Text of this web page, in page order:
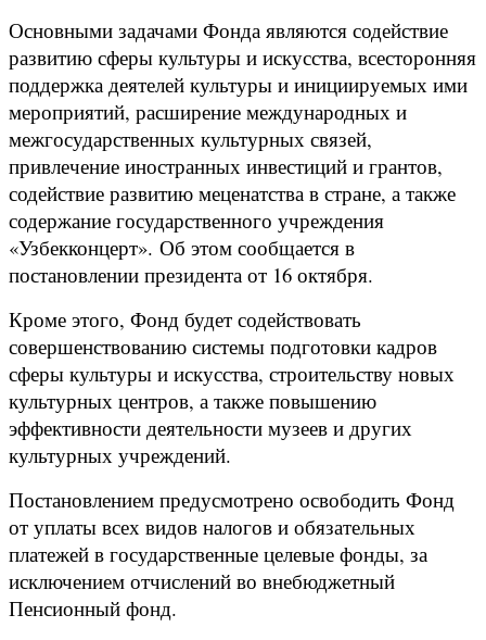
Основными задачами Фонда являются содействие
развитию сферы культуры и искусства, всесторонняя
поддержка деятелей культуры и инициируемых ими
мероприятий, расширение международных и
межгосударственных культурных связей,
привлечение иностранных инвестиций и грантов,
содействие развитию меценатства в стране, а также
содержание государственного учреждения
«Узбекконцерт». Об этом сообщается в
постановлении президента от 16 октября.
Кроме этого, Фонд будет содействовать
совершенствованию системы подготовки кадров
сферы культуры и искусства, строительству новых
культурных центров, а также повышению
эффективности деятельности музеев и других
культурных учреждений.
Постановлением предусмотрено освободить Фонд
от уплаты всех видов налогов и обязательных
платежей в государственные целевые фонды, за
исключением отчислений во внебюджетный
Пенсионный фонд.